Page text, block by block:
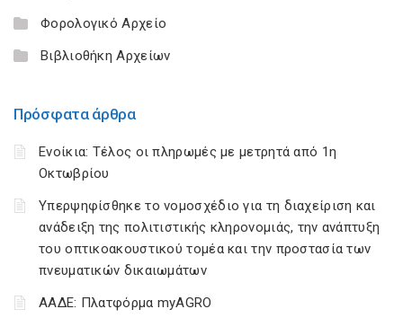
Φορολογικό Αρχείο
Βιβλιοθήκη Αρχείων
Πρόσφατα άρθρα
Ενοίκια: Τέλος οι πληρωμές με μετρητά από 1η
Οκτωβρίου
Υπερψηφίσθηκε το νομοσχέδιο για τη διαχείριση και
ανάδειξη της πολιτιστικής κληρονομιάς, την ανάπτυξη
του οπτικοακουστικού τομέα και την προστασία των
πνευματικών δικαιωμάτων
ΑΑΔΕ: Πλατφόρμα myAGRO